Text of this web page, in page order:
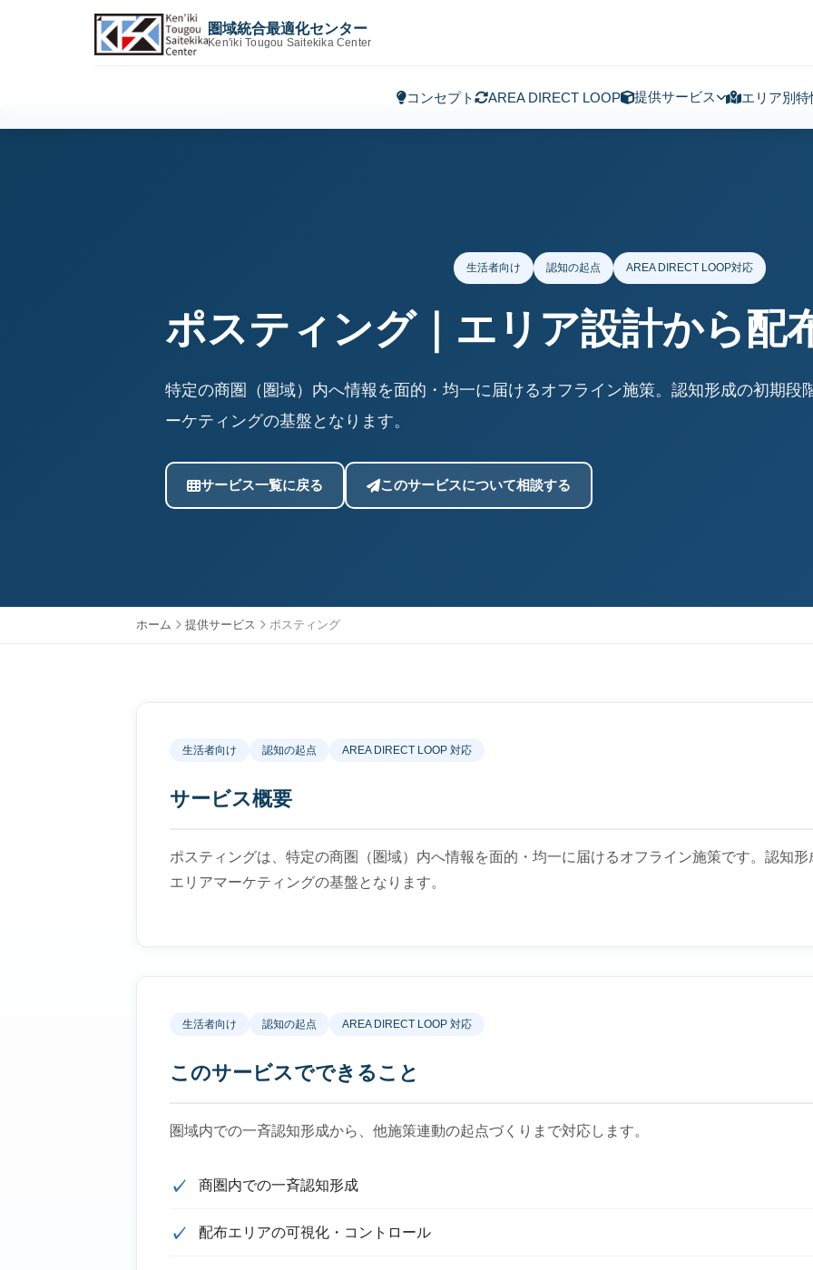
圏域統合最適化センター
Ken'iki Tougou Saitekika Center
コンセプト AREA DIRECT LOOP 提供サービス エリア別特
生活者向け 認知の起点 AREA DIRECT LOOP対応
ポスティング｜エリア設計から配
特定の商圏（圏域）内へ情報を面的・均一に届けるオフライン施策。認知形成の初期段
ーケティングの基盤となります。
サービス一覧に戻る このサービスについて相談する
ホーム 提供サービス ポスティング
生活者向け 認知の起点 AREA DIRECT LOOP 対応
サービス概要
ポスティングは、特定の商圏（圏域）内へ情報を面的・均一に届けるオフライン施策です。認知
エリアマーケティングの基盤となります。
生活者向け 認知の起点 AREA DIRECT LOOP 対応
このサービスでできること
圏域内での一斉認知形成から、他施策連動の起点づくりまで対応します。
商圏内での一斉認知形成
配布エリアの可視化・コントロール